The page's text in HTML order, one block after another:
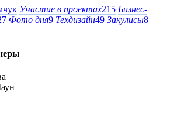
Участие в проектах215 Бизнес-
Фото дня9 Техдизайн49 Закулисы8